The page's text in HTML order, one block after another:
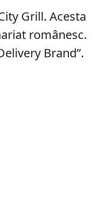
Grill. Acesta
românesc.
Brand”.